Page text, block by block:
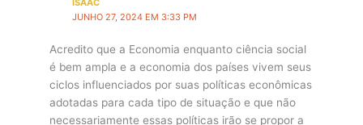
JUNHO 27, 2024 EM 3:33 PM
Acredito que a Economia enquanto ciência social
é bem ampla e a economia dos países vivem seus
ciclos influenciados por suas políticas econômicas
adotadas para cada tipo de situação e que não
necessariamente essas políticas irão se propor a